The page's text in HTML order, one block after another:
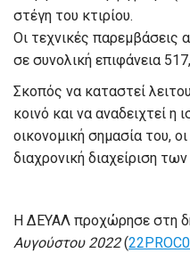
στέγη του κτιρίου.
Οι τεχνικές παρεμβάσεις
σε συνολική επιφάνεια
Σκοπός να καταστεί
κοινό και να αναδειχτεί η
οικονομική σημασία του,
διαχρονική διαχείριση
Η ΔΕΥΑΛ προχώρησε στη
Αυγούστου 2022(